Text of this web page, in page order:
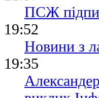
ПСЖ
19:52
Новини з
19:35